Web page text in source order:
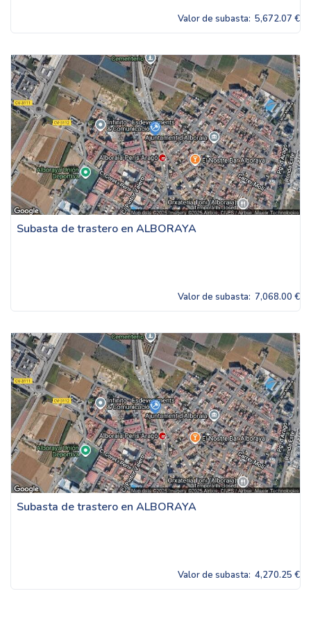
Valor de subasta: 5,672.07 €
Subasta de trastero en ALBORAYA
Valor de subasta: 7,068.00 €
Subasta de trastero en ALBORAYA
Valor de subasta: 4,270.25 €